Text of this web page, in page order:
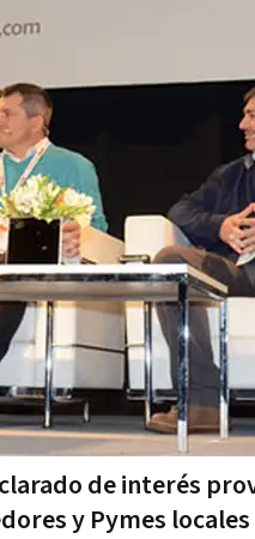
de interés
y Pymes locales